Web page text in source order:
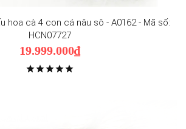
hoa cà 4 con cá nâu sô - A0162 - Mã số:
HCN07727
19.999.000₫